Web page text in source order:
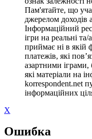
Пам'ятайте, що
джерелом доходів
Інформаційний
ігри на реальні
приймає ні в якій
платежів, які
азартними іграми,
які матеріали на
korrespondent.net
інформаційних
X
Ошибка